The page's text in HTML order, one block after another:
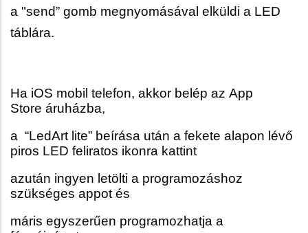
a "send” gomb megnyomásával elküldi a LED
táblára.
Ha iOS mobil telefon, akkor belép az App
Store áruházba,
a “LedArt lite” beírása után a fekete alapon lévő
piros LED feliratos ikonra kattint
azután ingyen letölti a programozáshoz
szükséges appot és
máris egyszerűen programozhatja a